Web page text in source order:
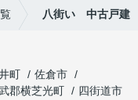
八街い 中古戸建
町
佐倉市
郡横芝光町
四街道市